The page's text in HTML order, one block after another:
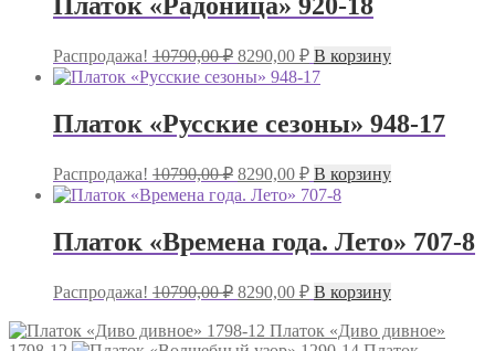
Платок «Радоница» 920-18
Распродажа! 10790,00₽ Первоначальная
цена
составляла
8290,00 ₽Текущая
цена:
В корзину
Платок «Русские сезоны» 948-17
Распродажа! 10790,00₽ Первоначальная
цена
составляла
8290,00 ₽Текущая
цена:
В корзину
Платок «Времена года. Лето» 707-8
Распродажа! 10790,00₽ Первоначальная
составляла
8290,00 ₽Текущая
цена:
8290,00 ₽.
В корзину
Платок «Диво дивное»